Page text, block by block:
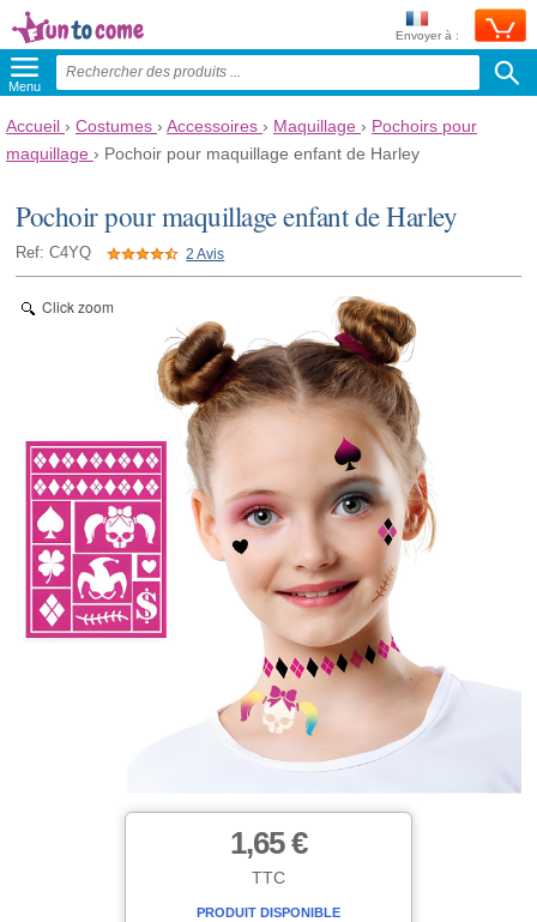
Envoyer à :
Menu
Accueil › Costumes › Accessoires › Maquillage › Pochoirs pour
maquillage › Pochoir pour maquillage enfant de Harley
Pochoir pour maquillage enfant de Harley
Ref: C4YQ 2 Avis
Click zoom
1,65 €
TTC
PRODUIT DISPONIBLE